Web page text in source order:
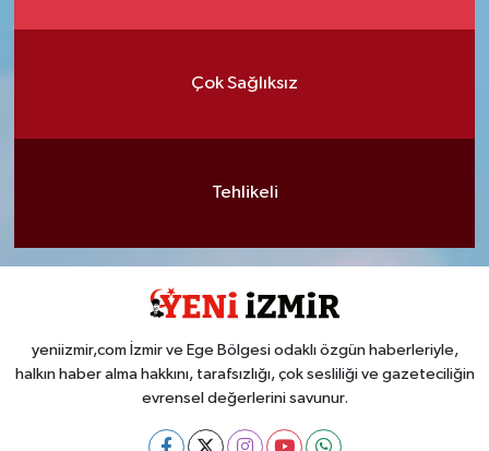
Çok Sağlıksız
Tehlikeli
yeniizmir,com İzmir ve Ege Bölgesi odaklı özgün haberleriyle,
halkın haber alma hakkını, tarafsızlığı, çok sesliliği ve gazeteciliğin
evrensel değerlerini savunur.